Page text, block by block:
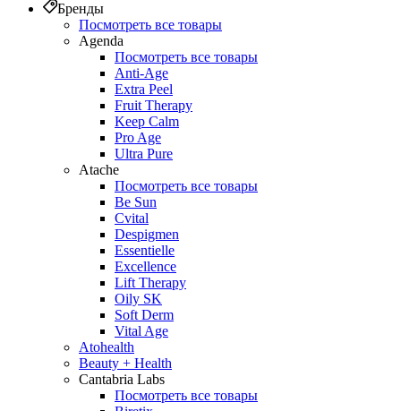
Бренды
Посмотреть все товары
Agenda
Посмотреть все товары
Anti‑Age
Extra Peel
Fruit Therapy
Keep Calm
Pro Age
Ultra Pure
Atache
Посмотреть все товары
Be Sun
Cvital
Despigmen
Essentielle
Excellence
Lift Therapy
Oily SK
Soft Derm
Vital Age
Atohealth
Beauty + Health
Cantabria Labs
Посмотреть все товары